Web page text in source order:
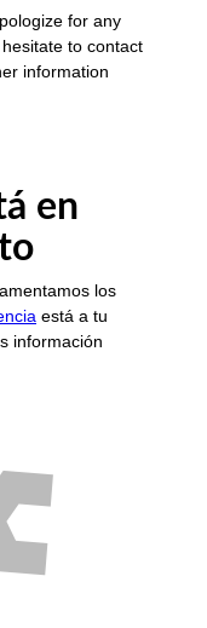
for any
to contact
information
en
los
está a tu
información